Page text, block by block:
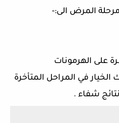
المرض الى:-
على الهرمونات
في المراحل المتأخرة
شفاء .